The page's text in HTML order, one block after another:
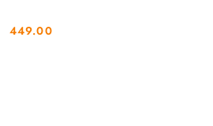
Cena:
449.00